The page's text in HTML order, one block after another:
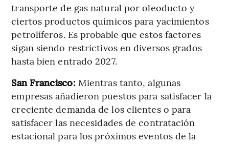
transporte de gas natural por oleoducto y
ciertos productos químicos para yacimientos
petrolíferos. Es probable que estos factores
sigan siendo restrictivos en diversos grados
hasta bien entrado 2027.
San Francisco: Mientras tanto, algunas
empresas añadieron puestos para satisfacer la
creciente demanda de los clientes o para
satisfacer las necesidades de contratación
estacional para los próximos eventos de la